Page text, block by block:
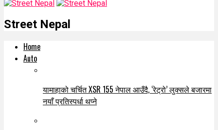
Street Nepal
Home
Auto
यामाहाको चर्चित XSR 155 नेपाल आउँदै, ‘रेट्रो’ लुक्सले बजारमा
नयाँ प्रतिस्पर्धा थप्ने